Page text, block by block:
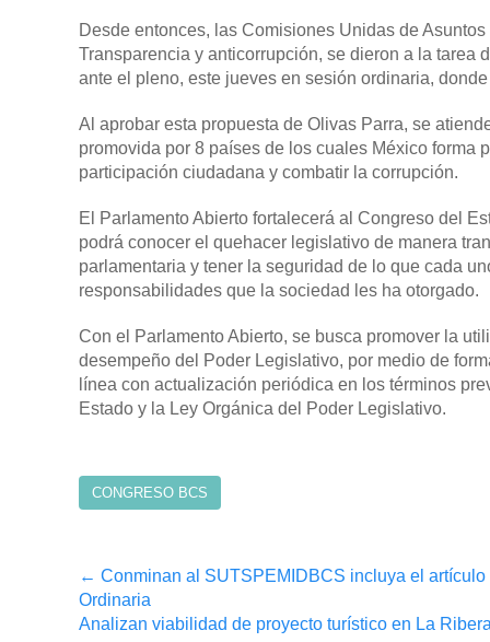
Desde entonces, las Comisiones Unidas de
Transparencia y anticorrupción, se dieron a la tarea
ante el pleno, este jueves en sesión ordinaria,
Al aprobar esta propuesta de Olivas Parra, se
promovida por 8 países de los cuales México forma
participación ciudadana y combatir la corrupción.
El Parlamento Abierto fortalecerá al Congreso del
podrá conocer el quehacer legislativo de manera
parlamentaria y tener la seguridad de lo que cada
responsabilidades que la sociedad les ha otorgado.
Con el Parlamento Abierto, se busca promover la
desempeño del Poder Legislativo, por medio de
línea con actualización periódica en los términos
Estado y la Ley Orgánica del Poder Legislativo.
CONGRESO BCS
Post
navigation
← Conminan al SUTSPEMIDBCS incluya el
Ordinaria
Analizan viabilidad de proyecto turístico en La